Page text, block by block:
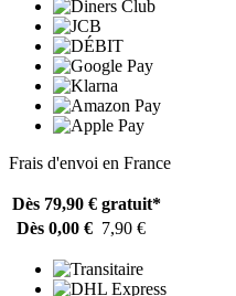
Frais d'envoi en France
Dès 79,90 € gratuit*
Dès 0,00 € 7,90 €